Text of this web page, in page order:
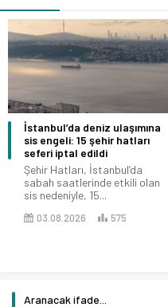
İstanbul’da deniz ulaşımına
sis engeli: 15 şehir hatları
seferi iptal edildi
Şehir Hatları, İstanbul’da
sabah saatlerinde etkili olan
sis nedeniyle, 15...
03.08.2026 575